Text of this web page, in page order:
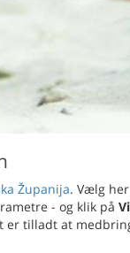
Županija. Vælg
- og klik på
er tilladt at